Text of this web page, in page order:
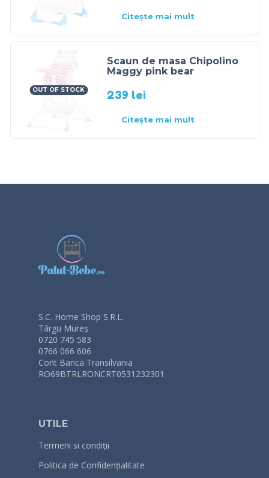
Citește mai mult
OUT OF STOCK
Scaun de masa Chipolino
Maggy pink bear
239 lei
Citește mai mult
S.C. Home Shop S.R.L.
Târgu Mureș
0720 745 583
0766 066 606
Cont Banca Transilvania
RO69BTRLRONCRT0531232301
UTILE
Termeni si condiții
Politica de Confidențialitate